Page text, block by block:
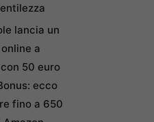
lancia un
a
50 euro
ecco
fino a 650